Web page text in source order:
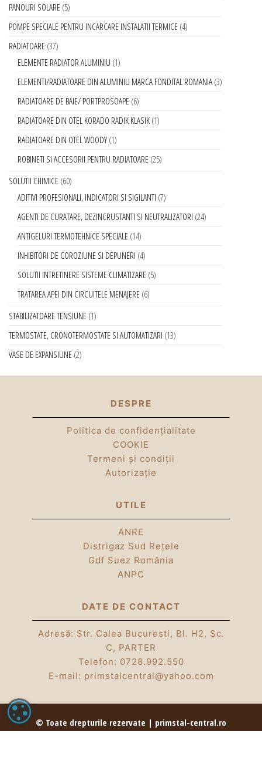
PANOURI SOLARE 5
POMPE SPECIALE PENTRU INCARCARE INSTALATII TERMICE 4
RADIATOARE 37
ELEMENTE RADIATOR ALUMINIU 1
ELEMENTI/RADIATOARE DIN ALUMINIU MARCA FONDITAL ROMANIA 3
RADIATOARE DE BAIE/ PORTPROSOAPE 6
RADIATOARE DIN OTEL KORADO RADIK KLASIK 1
RADIATOARE DIN OTEL WOODY 1
ROBINETI SI ACCESORII PENTRU RADIATOARE 25
SOLUTII CHIMICE 60
ADITIVI PROFESIONALI, INDICATORI SI SIGILANTI 7
AGENTI DE CURATARE, DEZINCRUSTANTI SI NEUTRALIZATORI 24
ANTIGELURI TERMOTEHNICE SPECIALE 14
INHIBITORI DE COROZIUNE SI DEPUNERI 4
SOLUTII INTRETINERE SISTEME CLIMATIZARE 5
TRATAREA APEI DIN CIRCUITELE MENAJERE 6
STABILIZATOARE TENSIUNE 1
TERMOSTATE, CRONOTERMOSTATE SI AUTOMATIZARI 13
VASE DE EXPANSIUNE 2
DESPRE
Politica de confidențialitate
COOKIE
Termeni și condiții
Autorizație
UTILE
ANRE
Distrigaz Sud Rețele
Gdf Suez România
ANPC
DATE DE CONTACT
Adresă: Str. Calea Bucuresti, Bl. H2, Sc.
C, PARTER
Telefon: 0728.992.550
E-mail: primstalcentral@yahoo.com
© Toate drepturile rezervate | primstal-central.ro